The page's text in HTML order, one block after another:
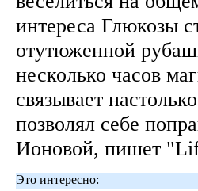
интереса Глюкозы
отутюженной
несколько часов
связывает
позволял себе
Ионовой, пишет
Это интересно: